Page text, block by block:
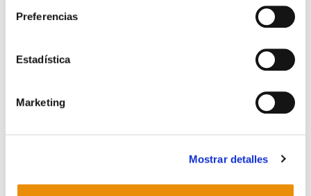
Preferencias
Estadística
Marketing
Mostrar detalles
El área de igualdad de género ha editado la Guía